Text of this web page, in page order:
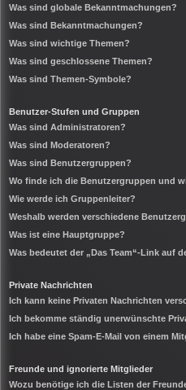
Was sind globale Bekanntmachungen?
Was sind Bekanntmachungen?
Was sind wichtige Themen?
Was sind geschlossene Themen?
Was sind Themen-Symbole?
Benutzer-Stufen und Gruppen
Was sind Administratoren?
Was sind Moderatoren?
Was sind Benutzergruppen?
Wo finde ich die Benutzergruppen und
Wie werde ich Gruppenleiter?
Weshalb werden verschiedene
Was ist eine Hauptgruppe?
Was bedeutet der „Das Team“-Link auf
Private Nachrichten
Ich kann keine Privaten Nachrichten
Ich bekomme ständig unerwünschte
Ich habe eine Spam-E-Mail von einem
Freunde und ignorierte Mitglieder
Wozu benötige ich die Listen der